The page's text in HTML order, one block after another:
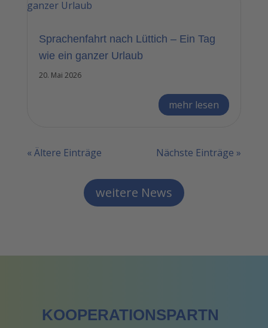
Sprachenfahrt nach Lüttich – Ein Tag
wie ein ganzer Urlaub
20. Mai 2026
mehr lesen
« Ältere Einträge Nächste Einträge »
weitere News
KOOPERATIONSPARTN